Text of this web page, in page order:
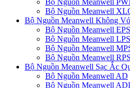
Bộ Nguồn Meanwell
Bộ Nguồn Meanwell
Bộ Nguồn Meanwell Không
Bộ Nguồn Meanwell EPS
Bộ Nguồn Meanwell LPS
Bộ Nguồn Meanwell
Bộ Nguồn Meanwell RPS
Bộ Nguồn Meanwell Sạc Ắc
Bộ Nguồn Meanwell AD
Bộ Nguồn Meanwell